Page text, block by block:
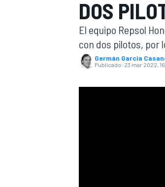
INDYCAR
DOS
El equipo Repsol
con dos pilotos, por
Germán Garcia
Publicado: 23 mar 2022,